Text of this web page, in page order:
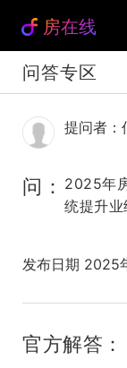
房在线
问答专区
提问者：
问： 2025年
统提升业
发布日期 2025
官方解答：